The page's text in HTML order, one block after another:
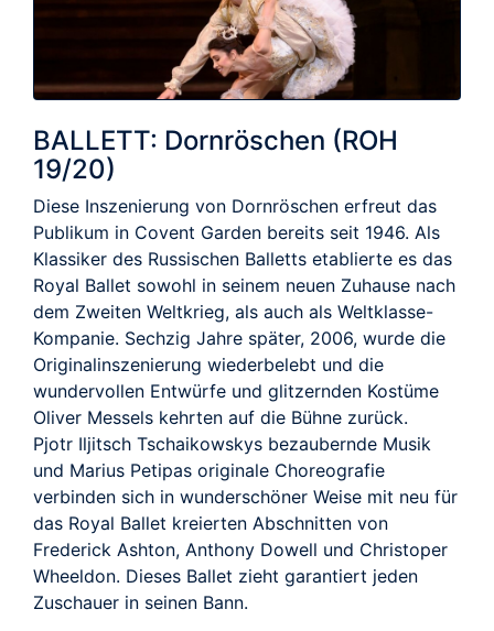
BALLETT: Dornröschen (ROH
19/20)
Diese Inszenierung von Dornröschen erfreut das
Publikum in Covent Garden bereits seit 1946. Als
Klassiker des Russischen Balletts etablierte es das
Royal Ballet sowohl in seinem neuen Zuhause nach
dem Zweiten Weltkrieg, als auch als Weltklasse-
Kompanie. Sechzig Jahre später, 2006, wurde die
Originalinszenierung wiederbelebt und die
wundervollen Entwürfe und glitzernden Kostüme
Oliver Messels kehrten auf die Bühne zurück.
Pjotr Iljitsch Tschaikowskys bezaubernde Musik
und Marius Petipas originale Choreografie
verbinden sich in wunderschöner Weise mit neu für
das Royal Ballet kreierten Abschnitten von
Frederick Ashton, Anthony Dowell und Christoper
Wheeldon. Dieses Ballet zieht garantiert jeden
Zuschauer in seinen Bann.